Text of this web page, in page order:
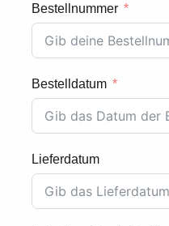
Bestellnummer
Bestelldatum
Lieferdatum